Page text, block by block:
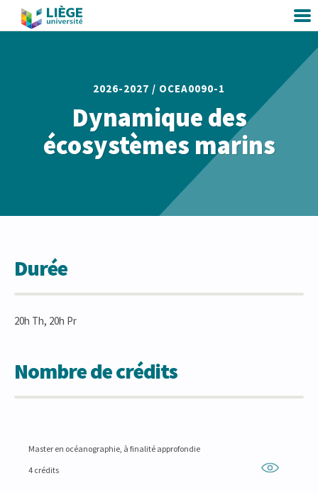
2026-2027 / OCEA0090-1
Dynamique des
écosystèmes marins
Durée
20h Th, 20h Pr
Nombre de crédits
Master en océanographie, à finalité approfondie
4 crédits